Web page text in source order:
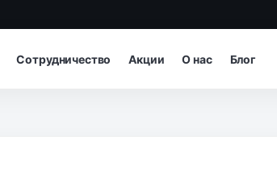
Сотрудничество Акции О нас Блог